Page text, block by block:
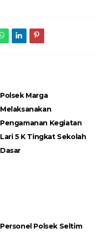
Polsek Marga
Melaksanakan
Pengamanan Kegiatan
Lari 5 K Tingkat Sekolah
Dasar
Personel Polsek Seltim